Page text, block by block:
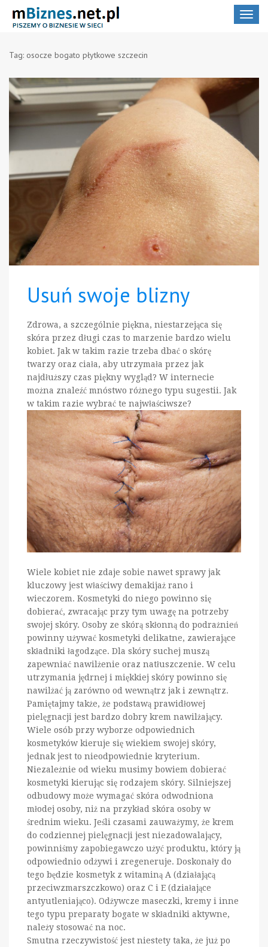
Toggle
Tag: osocze bogato płytkowe szczecin
Usuń swoje blizny
Zdrowa, a szczególnie piękna, niestarzejąca się
skóra przez długi czas to marzenie bardzo wielu
kobiet. Jak w takim razie trzeba dbać o skórę
twarzy oraz ciała, aby utrzymała przez jak
najdłuższy czas piękny wygląd? W internecie
można znaleźć mnóstwo różnego typu sugestii. Jak
w takim razie wybrać te najwłaściwsze?
Wiele kobiet nie zdaje sobie nawet sprawy jak
kluczowy jest właściwy demakijaż rano i
wieczorem. Kosmetyki do niego powinno się
dobierać, zwracając przy tym uwagę na potrzeby
swojej skóry. Osoby ze skórą skłonną do podrażnień
powinny używać kosmetyki delikatne, zawierające
składniki łagodzące. Dla skóry suchej muszą
zapewniać nawilżenie oraz natłuszczenie. W celu
utrzymania jędrnej i miękkiej skóry powinno się
nawilżać ją zarówno od wewnątrz jak i zewnątrz.
Pamiętajmy także, że podstawą prawidłowej
pielęgnacji jest bardzo dobry krem nawilżający.
Wiele osób przy wyborze odpowiednich
kosmetyków kieruje się wiekiem swojej skóry,
jednak jest to nieodpowiednie kryterium.
Niezależnie od wieku musimy bowiem dobierać
kosmetyki kierując się rodzajem skóry. Silniejszej
odbudowy może wymagać skóra odwodniona
młodej osoby, niż na przykład skóra osoby w
średnim wieku. Jeśli czasami zauważymy, że krem
do codziennej pielęgnacji jest niezadowalający,
powinniśmy zapobiegawczo użyć produktu, który ją
odpowiednio odżywi i zregeneruje. Doskonały do
tego będzie kosmetyk z witaminą A (działającą
przeciwzmarszczkowo) oraz C i E (działające
antyutleniająco). Odżywcze maseczki, kremy i inne
tego typu preparaty bogate w składniki aktywne,
należy stosować na noc.
Smutna rzeczywistość jest niestety taka, że już po